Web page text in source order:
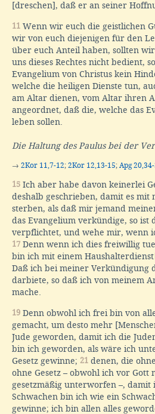
[dreschen], daß er an seiner
11 Wenn wir euch die geistlichen
wir von euch diejenigen für den
über euch Anteil haben, sollten
uns dieses Rechtes nicht bedient,
Evangelium von Christus kein
welche die heiligen Dienste tun,
am Altar dienen, vom Altar ihren
angeordnet, daß die, welche das
leben sollen.
Die Haltung des Paulus bei der
→ 2Kor 11,7-12; 2Kor 12,13-15; Apg
15 Ich aber habe davon keinerlei
deshalb geschrieben, damit es
sterben, als daß mir jemand
das Evangelium verkündige, so ist
verpflichtet, und wehe mir, wenn
17 Denn wenn ich dies freiwillig
bin ich mit einem Haushalterdienst
Daß ich bei meiner Verkündigung
darbiete, so daß ich von meinem
mache.
19 Denn obwohl ich frei bin von
gemacht, um desto mehr
Jude geworden, damit ich die
bin ich geworden, als wäre ich
Gesetz gewinne; 21 denen, die
ohne Gesetz – obwohl ich vor Gott
gesetzmäßig unterworfen –, damit
Schwachen bin ich wie ein
gewinne; ich bin allen alles